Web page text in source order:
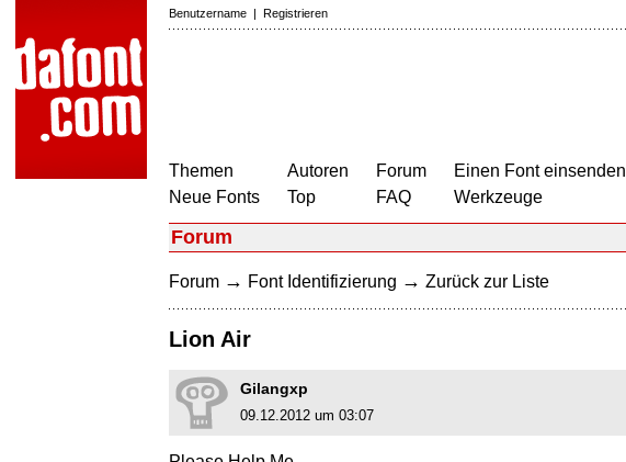
Benutzername | Registrieren
Themen
Neue Fonts
Autoren
Top
Forum
FAQ
Einen Font einsenden
Werkzeuge
Forum
Forum → Font Identifizierung → Zurück zur Liste
Lion Air
Gilangxp
09.12.2012 um 03:07